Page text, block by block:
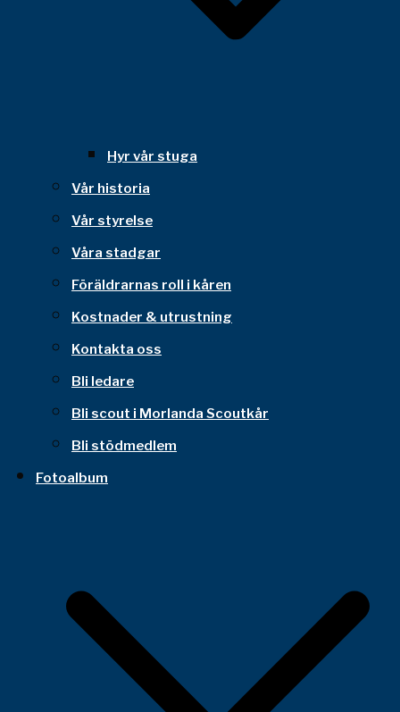
Hyr vår stuga
Vår historia
Vår styrelse
Våra stadgar
Föräldrarnas roll i kåren
Kostnader & utrustning
Kontakta oss
Bli ledare
Bli scout i Morlanda Scoutkår
Bli stödmedlem
Fotoalbum